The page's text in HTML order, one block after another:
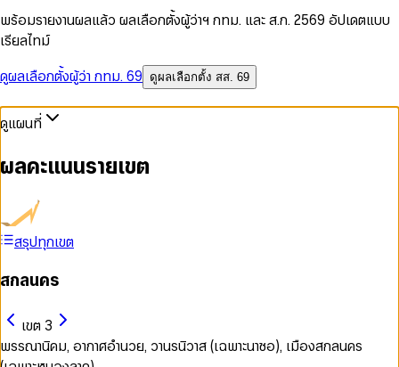
พร้อมรายงานผลแล้ว ผลเลือกตั้งผู้ว่าฯ กทม. และ ส.ก. 2569 อัปเดตแบบ
เรียลไทม์
ดูผลเลือกตั้งผู้ว่า กทม. 69
ดูผลเลือกตั้ง สส. 69
ดูแผนที่
ผลคะแนนรายเขต
สรุปทุกเขต
สกลนคร
เขต 3
พรรณานิคม, อากาศอำนวย, วานรนิวาส (เฉพาะนาซอ), เมืองสกลนคร